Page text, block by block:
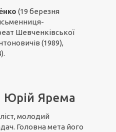
(19 березня
Шевченківської
(1989),
Юрій Ярема
молодий
Головна мета його